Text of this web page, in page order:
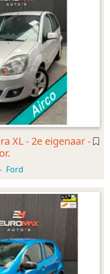
XL - 2e eigenaar -
Ford